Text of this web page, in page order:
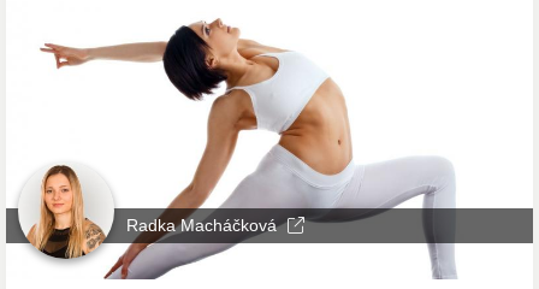
Radka Macháčková